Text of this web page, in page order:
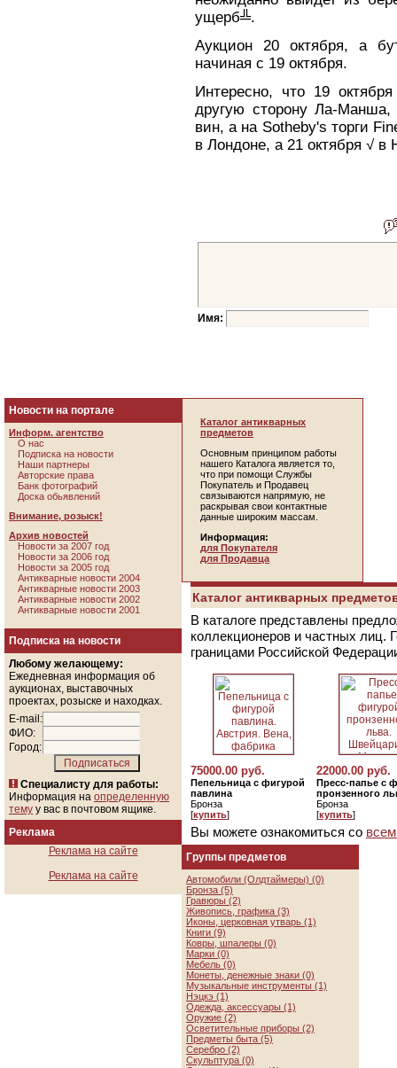
ущерб╩.
Аукцион 20 октября, а
начиная с 19 октября.
Интересно, что 19
другую сторону Ла-Манша,
вин, а на Sotheby's торги
в Лондоне, а 21 октября √ в
Имя:
Новости на портале
Информ. агентство
О нас
Подписка на новости
Наши партнеры
Авторские права
Банк фотографий
Доска обьявлений
Внимание, розыск!
Архив новостей
Новости за 2007 год
Новости за 2006 год
Новости за 2005 год
Антикварные новости 2004
Антикварные новости 2003
Антикварные новости 2002
Антикварные новости 2001
Подписка на новости
Любому желающему:
Ежедневная информация об
аукционах, выставочных
проектах, розыске и находках.
E-mail:
ФИО:
Город:
Специалисту для работы:
Информация на определенную
тему у вас в почтовом ящике.
Реклама
Реклама на сайте
Реклама на сайте
Каталог антикварных
предметов
Основным принципом работы
нашего Каталога является то,
что при помощи Службы
Покупатель и Продавец
связываются напрямую, не
раскрывая свои контактные
данные широким массам.
Информация:
для Покупателя
для Продавца
Каталог антикварных
В каталоге представлены
коллекционеров и частных лиц.
границами Российской
75000.00 руб.
Пепельница с фигурой
павлина
Бронза
[купить]
22000.00 руб.
Пресс-папье с
пронзенного
Бронза
[купить]
Вы можете ознакомиться со
Группы предметов
Автомобили (Олдтаймеры) (0)
Бронза (5)
Гравюры (2)
Живопись, графика (3)
Иконы, церковная утварь (1)
Книги (9)
Ковры, шпалеры (0)
Марки (0)
Мебель (0)
Монеты, денежные знаки (0)
Музыкальные инструменты (1)
Нэцкэ (1)
Одежда, аксессуары (1)
Оружие (2)
Осветительные приборы (2)
Предметы быта (5)
Серебро (2)
Скульптура (0)